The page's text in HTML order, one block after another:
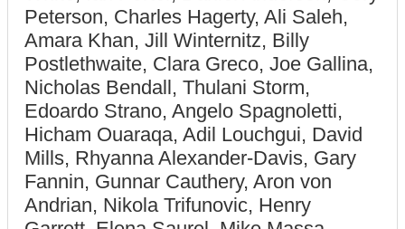
Peterson, Charles Hagerty, Ali Saleh,
Amara Khan, Jill Winternitz, Billy
Postlethwaite, Clara Greco, Joe Gallina,
Nicholas Bendall, Thulani Storm,
Edoardo Strano, Angelo Spagnoletti,
Hicham Ouaraqa, Adil Louchgui, David
Mills, Rhyanna Alexander-Davis, Gary
Fannin, Gunnar Cauthery, Aron von
Andrian, Nikola Trifunovic, Henry